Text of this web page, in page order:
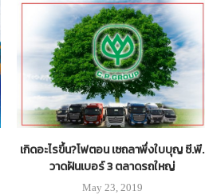
เกิดอะไรขึ้น?โฟตอน เซถลาพึ่งใบบุญ ซี.พี.
วาดฝันเบอร์ 3 ตลาดรถใหญ่
May 23, 2019